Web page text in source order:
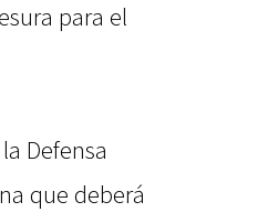
para el
Defensa
que deberá